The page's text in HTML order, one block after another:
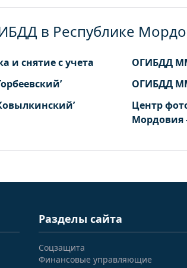
в Республике
и снятие с учета
ОГИБДД
ОГИБДД
Центр
Мордовия
Разделы сайта
Соцзащита
Финансовые управляющие